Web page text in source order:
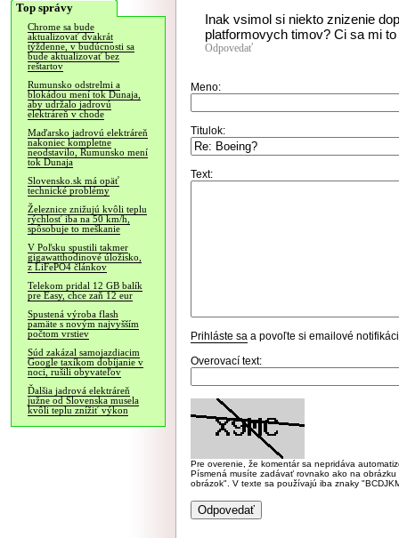
Top správy
Chrome sa bude
aktualizovať dvakrát
týždenne, v budúcnosti sa
bude aktualizovať bez
reštartov
Rumunsko odstrelmi a
blokádou mení tok Dunaja,
aby udržalo jadrovú
elektráreň v chode
Maďarsko jadrovú elektráreň
nakoniec kompletne
neodstavilo, Rumunsko mení
tok Dunaja
Slovensko.sk má opäť
technické problémy
Železnice znižujú kvôli teplu
rýchlosť iba na 50 km/h,
spôsobuje to meškanie
V Poľsku spustili takmer
gigawatthodinové úložisko,
z LiFePO4 článkov
Telekom pridal 12 GB balík
pre Easy, chce zaň 12 eur
Spustená výroba flash
pamäte s novým najvyšším
počtom vrstiev
Súd zakázal samojazdiacim
Google taxíkom dobíjanie v
noci, rušili obyvateľov
Ďalšia jadrová elektráreň
južne od Slovenska musela
kvôli teplu znížiť výkon
Inak vsimol si niekto znizenie
platformovych timov? Ci sa mi
Odpovedať
Meno:
Titulok:
Text:
Prihláste sa a povoľte si emailové
Overovací text:
Pre overenie, že komentár sa nepridáva
Písmená musíte zadávať rovnako ako na
obrázok". V texte sa používajú iba znaky